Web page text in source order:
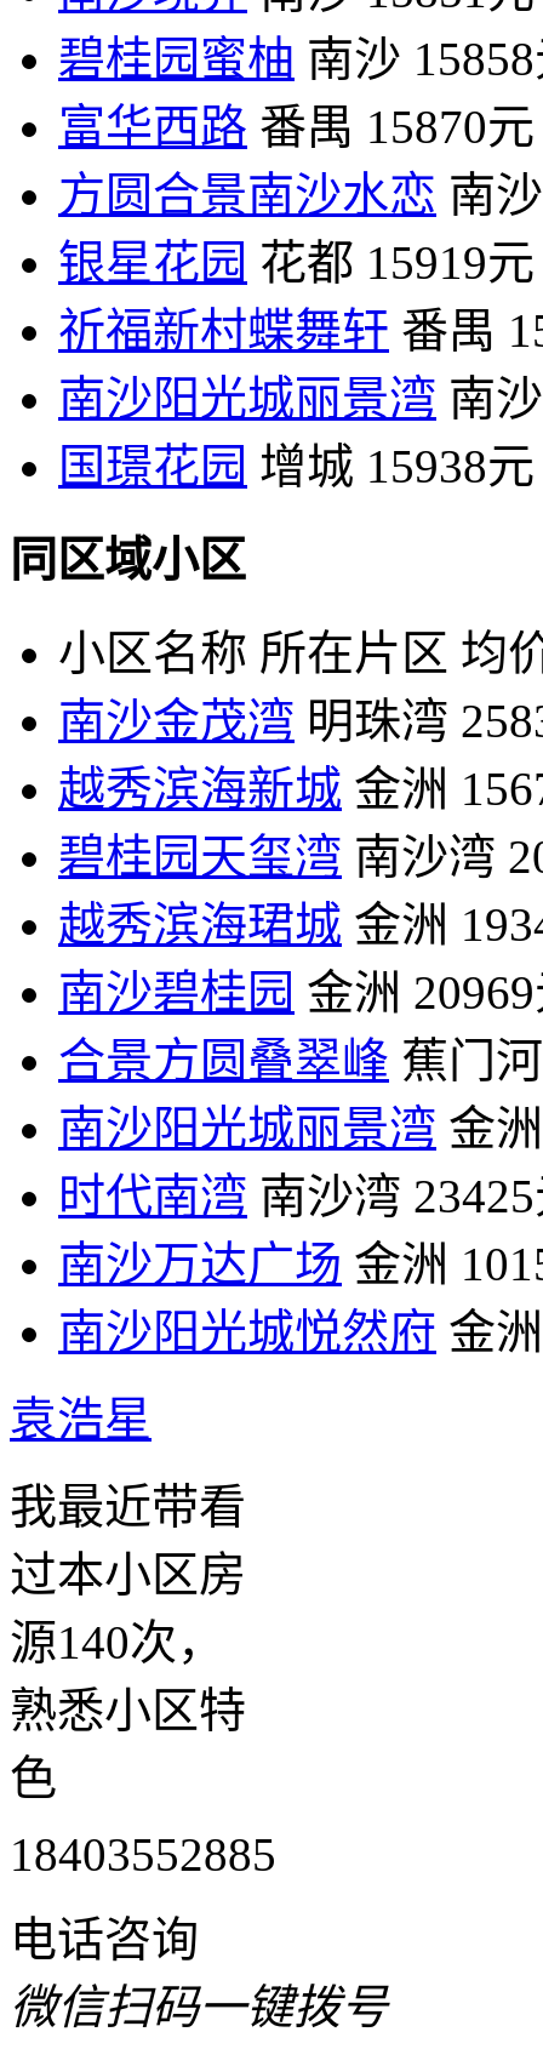
碧桂园蜜柚 南沙
富华西路 番禺 15870元
方圆合景南沙水恋 南沙
银星花园 花都 15919元
祈福新村蝶舞轩 番禺
南沙阳光城丽景湾 南沙
国璟花园 增城 15938元
同区域小区
小区名称 所在片区 均
南沙金茂湾 明珠湾
越秀滨海新城 金洲
碧桂园天玺湾 南沙湾
越秀滨海珺城 金洲
南沙碧桂园 金洲
合景方圆叠翠峰 蕉门河
南沙阳光城丽景湾 金洲
时代南湾 南沙湾
南沙万达广场 金洲
南沙阳光城悦然府 金洲
袁浩星
我最近带看
过本小区房
源140次，
熟悉小区特
色
18403552885
电话咨询
微信扫码一键拨号